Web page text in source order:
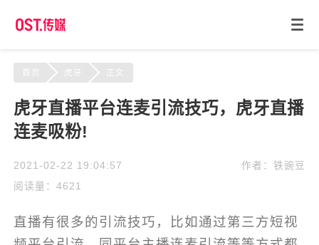
首页 虎牙 正文
虎牙直播平台连麦引流技巧，虎牙直播
连麦吸粉!
2021-02-22 19:04:57
阅读量：4621
作者：铁豌豆
直播有很多的引流技巧，比如通过第三方短视